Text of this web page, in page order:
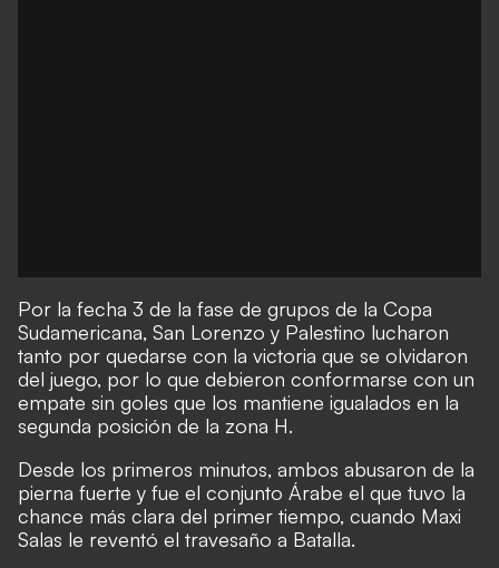
Por la fecha 3 de la fase de grupos de la Copa
Sudamericana, San Lorenzo y Palestino lucharon
tanto por quedarse con la victoria que se olvidaron
del juego, por lo que debieron conformarse con un
empate sin goles que los mantiene igualados en la
segunda posición de la zona H.
Desde los primeros minutos, ambos abusaron de la
pierna fuerte y fue el conjunto Árabe el que tuvo la
chance más clara del primer tiempo, cuando Maxi
Salas le reventó el travesaño a Batalla.